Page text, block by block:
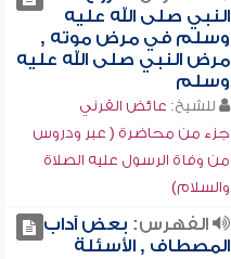
النبي صلى الله عليه
وسلم في مرض موته ,
مرض النبي صلى الله عليه
وسلم
للشيخ: عائض القرني
جزء من محاضرة ( عبر ودروس
من وفاة الرسول عليه الصلاة
والسلام)
الفهرس: بعض آداب
المصطاف , الأسئلة